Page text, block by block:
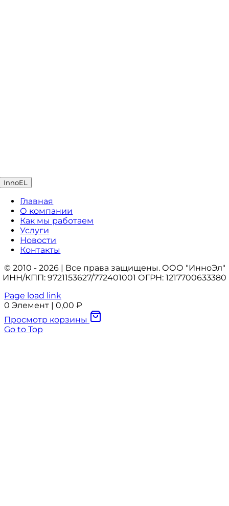
InnoEL
Главная
О компании
Как мы работаем
Услуги
Новости
Контакты
© 2010 - 2026 | Все права защищены. ООО "ИнноЭл"
ИНН/КПП: 9721153627/772401001 ОГРН: 1217700633380
Page load link
0 Элемент | 0,00 ₽
Просмотр корзины
Go to Top